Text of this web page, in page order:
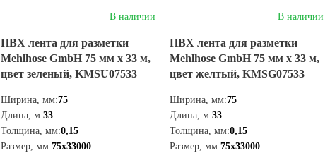
В наличии
ПВХ лента для разметки
Mehlhose GmbH 75 мм х 33 м,
цвет зеленый, KMSU07533
Ширина, мм:75
Длина, м:33
Толщина, мм:0,15
Размер, мм:75х33000
В наличии
ПВХ лента для разметки
Mehlhose GmbH 75 мм х 33 м,
цвет желтый, KMSG07533
Ширина, мм:75
Длина, м:33
Толщина, мм:0,15
Размер, мм:75х33000